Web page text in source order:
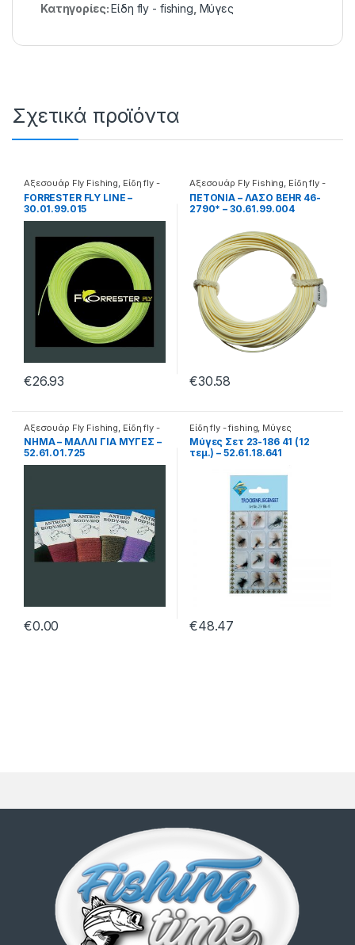
Κατηγορίες:Είδη fly - fishing Μύγες
Σχετικά προϊόντα
Αξεσουάρ Fly Fishing Είδη fly -
fishing
FORRESTER FLY LINE –
30.01.99.015
€26.93
Αξεσουάρ Fly Fishing Είδη fly -
fishing
ΠΕΤΟΝΙΑ – ΛΑΣΟ BEHR 46-
2790* – 30.61.99.004
€30.58
Αξεσουάρ Fly Fishing Είδη fly -
fishing
ΝΗΜΑ – ΜΑΛΛΙ ΓΙΑ ΜΥΓΕΣ –
52.61.01.725
€0.00
Είδη fly - fishing Μύγες
Μύγες Σετ 23-186 41 (12
τεμ.) – 52.61.18.641
€48.47